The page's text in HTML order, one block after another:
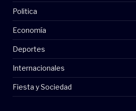
Politica
Economía
Deportes
Internacionales
Fiesta y Sociedad